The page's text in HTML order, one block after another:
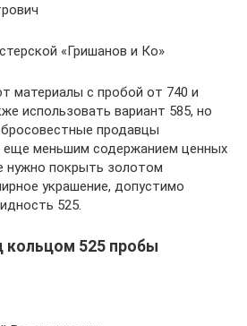
«Гришанов и Ко»
материалы с пробой от 740 и
использовать вариант 585, но
продавцы
еще меньшим содержанием ценных
нужно покрыть золотом
украшение, допустимо
525.
кольцом 525 пробы